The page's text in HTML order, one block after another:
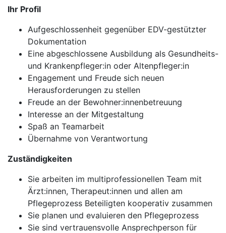
Ihr Profil
Aufgeschlossenheit gegenüber EDV-gestützter
Dokumentation
Eine abgeschlossene Ausbildung als Gesundheits-
und Krankenpfleger:in oder Altenpfleger:in
Engagement und Freude sich neuen
Herausforderungen zu stellen
Freude an der Bewohner:innenbetreuung
Interesse an der Mitgestaltung
Spaß an Teamarbeit
Übernahme von Verantwortung
Zuständigkeiten
Sie arbeiten im multiprofessionellen Team mit
Ärzt:innen, Therapeut:innen und allen am
Pflegeprozess Beteiligten kooperativ zusammen
Sie planen und evaluieren den Pflegeprozess
Sie sind vertrauensvolle Ansprechperson für